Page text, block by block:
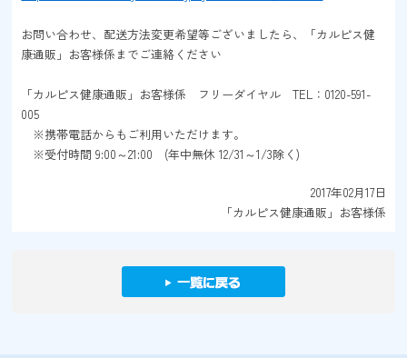
お問い合わせ、配送方法変更希望等ございましたら、「カルピス健
康通販」お客様係までご連絡ください
「カルピス健康通販」お客様係 フリーダイヤル TEL：0120-591-
005
※携帯電話からもご利用いただけます。
※受付時間 9:00～21:00 (年中無休 12/31～1/3除く)
2017年02月17日
「カルピス健康通販」お客様係